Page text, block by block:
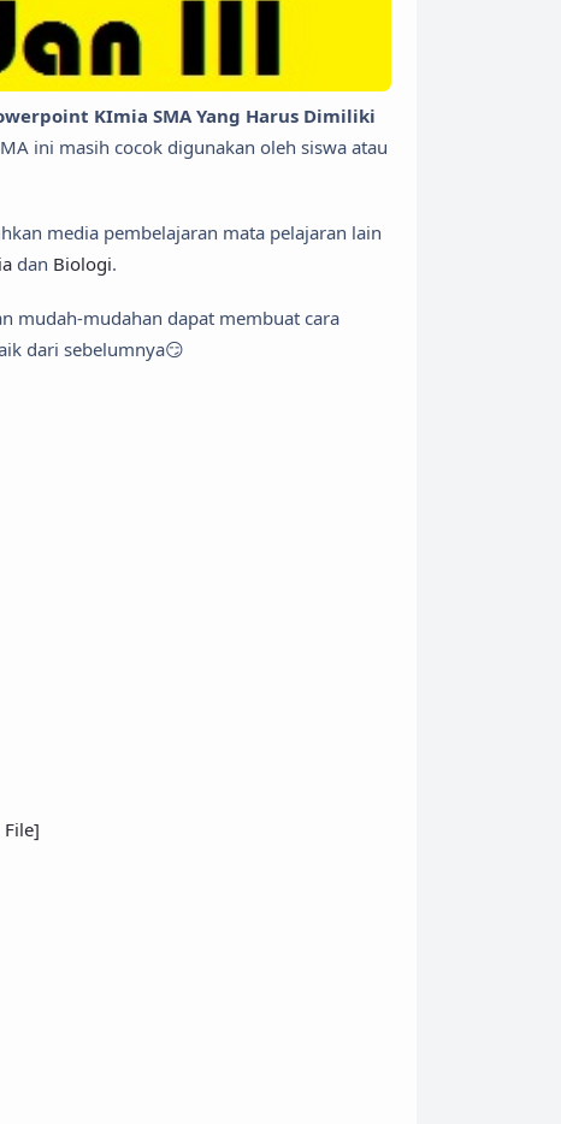
KImia SMA Yang Harus Dimiliki
ini masih cocok digunakan oleh siswa atau
media pembelajaran mata pelajaran lain
dan Biologi.
mudah-mudahan dapat membuat cara
dari sebelumnya😏